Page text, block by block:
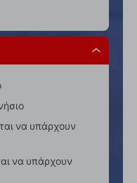
να υπάρχουν
να υπάρχουν